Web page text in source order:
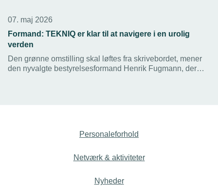
07. maj 2026
Formand: TEKNIQ er klar til at navigere i en urolig
verden
Den grønne omstilling skal løftes fra skrivebordet, mener
den nyvalgte bestyrelsesformand Henrik Fugmann, der
Personaleforhold
Netværk & aktiviteter
Nyheder